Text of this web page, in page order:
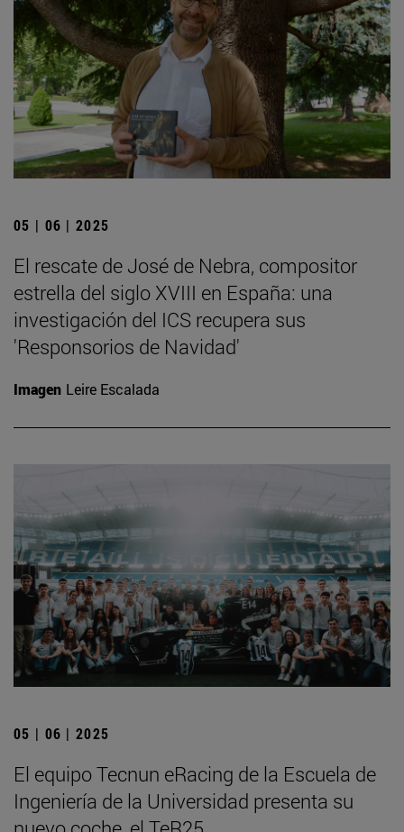
05 | 06 | 2025
El rescate de José de Nebra, compositor
estrella del siglo XVIII en España: una
investigación del ICS recupera sus
'Responsorios de Navidad'
Imagen Leire Escalada
05 | 06 | 2025
El equipo Tecnun eRacing de la Escuela de
Ingeniería de la Universidad presenta su